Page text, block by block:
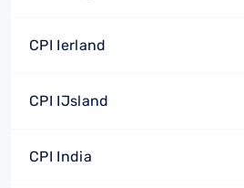
CPI Ierland
CPI IJsland
CPI India